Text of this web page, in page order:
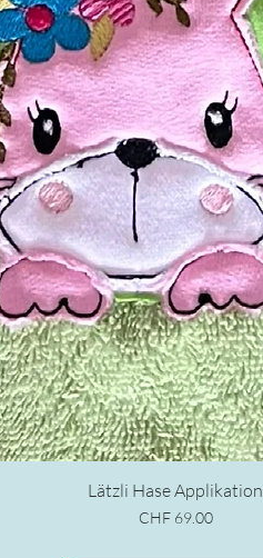
Schnellansicht
Lätzli Hase Applikation
Preis
CHF 69.00